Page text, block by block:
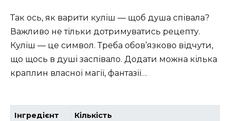
Так ось, як варити куліш — щоб душа співала?
Важливо не тільки дотримуватись рецепту.
Куліш — це символ. Треба обов’язково відчути,
що щось в душі заспівало. Додати можна кілька
краплин власної магії, фантазії…
Інгредієнт Кількість